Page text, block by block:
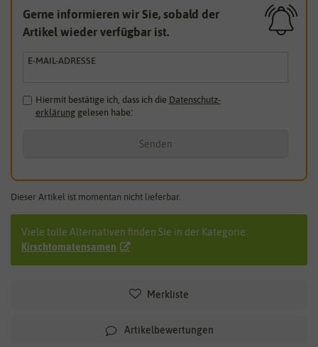
Gerne informieren wir Sie, sobald der
Artikel wieder verfügbar ist.
E-MAIL-ADRESSE
Hiermit bestätige ich, dass ich die Daten­schutz­
erklärunggelesen habe.*
Senden
Dieser Artikel ist momentan nicht lieferbar.
Viele tolle Alternativen finden Sie in der Kategorie:
Kirschtomatensamen
Merkliste
Artikelbewertungen